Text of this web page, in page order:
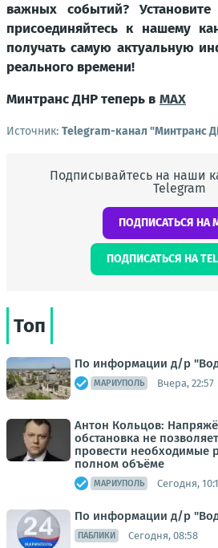
важных событий?
присоединяйтесь к нашему
получать самую актуальную
реального времени!
Минтранс ДНР теперь в MAX
Источник: Telegram-канал "Минтранс
Подписывайтесь на наши
Telegram
ПОДПИСАТЬСЯ НА
ПОДПИСАТЬСЯ НА
Топ
По информации д/р
МАРИУПОЛЬ Вчера, 22:57
Антон Кольцов:
обстановка не
провести необходимые
полном объёме
МАРИУПОЛЬ Сегодня,
По информации д/р
ПАБЛИКИ Сегодня, 08:58